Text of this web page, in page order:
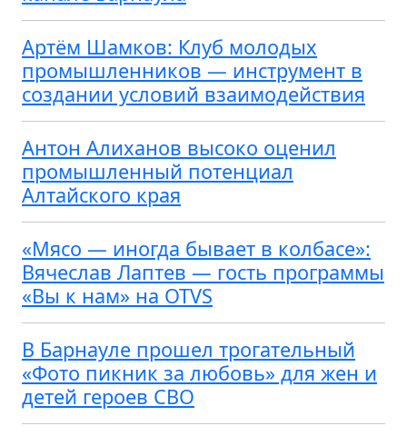
Артём Шамков: Клуб молодых
промышленников — инструмент в
создании условий взаимодействия
Антон Алиханов высоко оценил
промышленный потенциал
Алтайского края
«Мясо — иногда бывает в колбасе»:
Вячеслав Лаптев — гость программы
«Вы к нам» на OTVS
В Барнауле прошел трогательный
«Фото пикник за любовь» для жен и
детей героев СВО